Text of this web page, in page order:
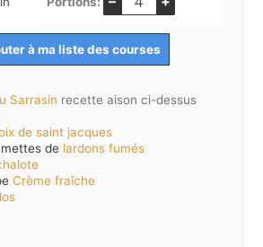
à ma liste des courses
Sarrasin recette aison ci-dessus
de saint jacques
de lardons fumés
Crème fraîche